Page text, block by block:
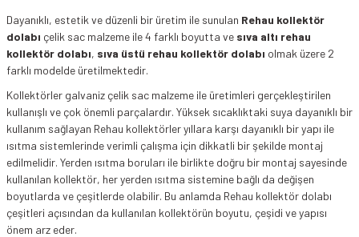
Dayanıklı, estetik ve düzenli bir üretim ile sunulan Rehau kollektör
dolabı çelik sac malzeme ile 4 farklı boyutta ve sıva altı rehau
kollektör dolabı, sıva üstü rehau kollektör dolabı olmak üzere 2
farklı modelde üretilmektedir.
Kollektörler galvaniz çelik sac malzeme ile üretimleri gerçekleştirilen
kullanışlı ve çok önemli parçalardır. Yüksek sıcaklıktaki suya dayanıklı bir
kullanım sağlayan Rehau kollektörler yıllara karşı dayanıklı bir yapı ile
ısıtma sistemlerinde verimli çalışma için dikkatli bir şekilde montaj
edilmelidir. Yerden ısıtma boruları ile birlikte doğru bir montaj sayesinde
kullanılan kollektör, her yerden ısıtma sistemine bağlı da değişen
boyutlarda ve çeşitlerde olabilir. Bu anlamda Rehau kollektör dolabı
çeşitleri açısından da kullanılan kollektörün boyutu, çeşidi ve yapısı
önem arz eder.